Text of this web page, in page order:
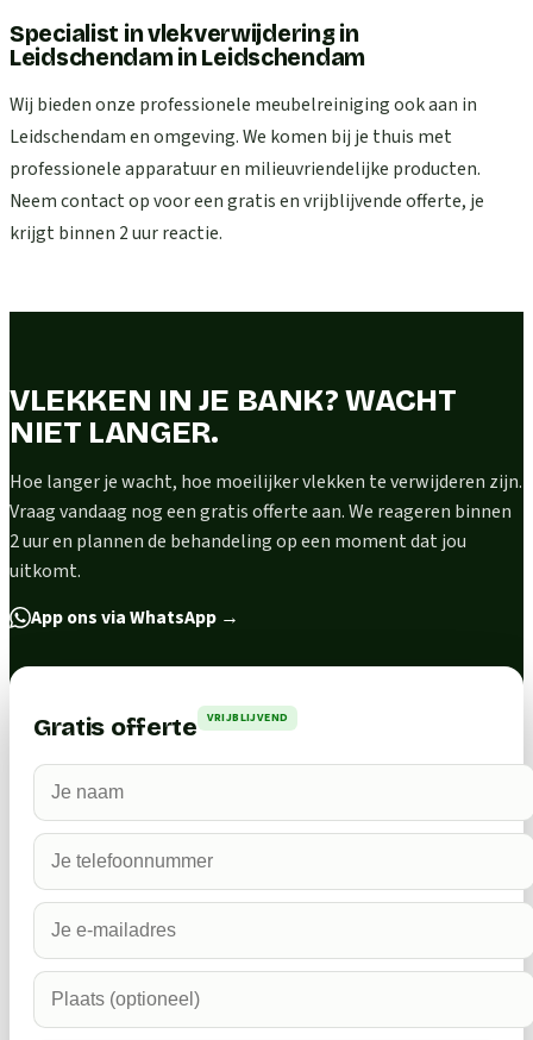
Specialist in vlekverwijdering in
LeidschendaminLeidschendam
Wij bieden onze professionele meubelreiniging ook aan in
Leidschendam en omgeving. We komen bij je thuis met
professionele apparatuur en milieuvriendelijke producten.
Neem contact op voor een gratis en vrijblijvende offerte, je
krijgt binnen 2 uur reactie.
VLEKKEN IN JE BANK? WACHT
NIET LANGER.
Hoe langer je wacht, hoe moeilijker vlekken te verwijderen zijn.
Vraag vandaag nog een gratis offerte aan. We reageren binnen
2 uur en plannen de behandeling op een moment dat jou
uitkomt.
App ons via WhatsApp →
Gratis offerte VRIJBLIJVEND